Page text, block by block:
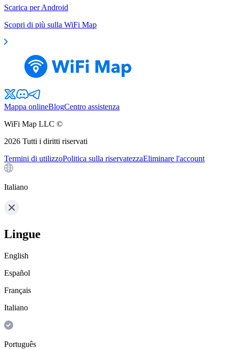
Scarica per Android
Scopri di più sulla WiFi Map
Mappa onlineBlogCentro assistenza
WiFi Map LLC ©
2026 Tutti i diritti riservati
Termini di utilizzoPolitica sulla riservatezzaEliminare l'account
Italiano
Lingue
English
Español
Français
Italiano
Português